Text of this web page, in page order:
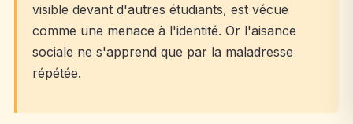
visible devant d'autres étudiants, est vécue
comme une menace à l'identité. Or l'aisance
sociale ne s'apprend que par la maladresse
répétée.